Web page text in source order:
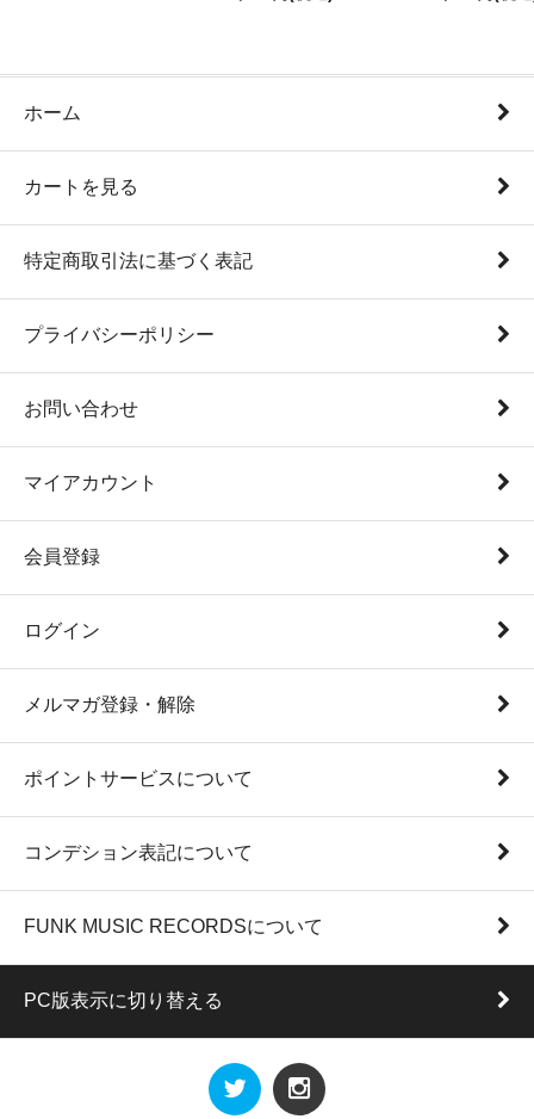
ホーム
カートを見る
特定商取引法に基づく表記
プライバシーポリシー
お問い合わせ
マイアカウント
会員登録
ログイン
メルマガ登録・解除
ポイントサービスについて
コンデション表記について
FUNK MUSIC RECORDSについて
PC版表示に切り替える